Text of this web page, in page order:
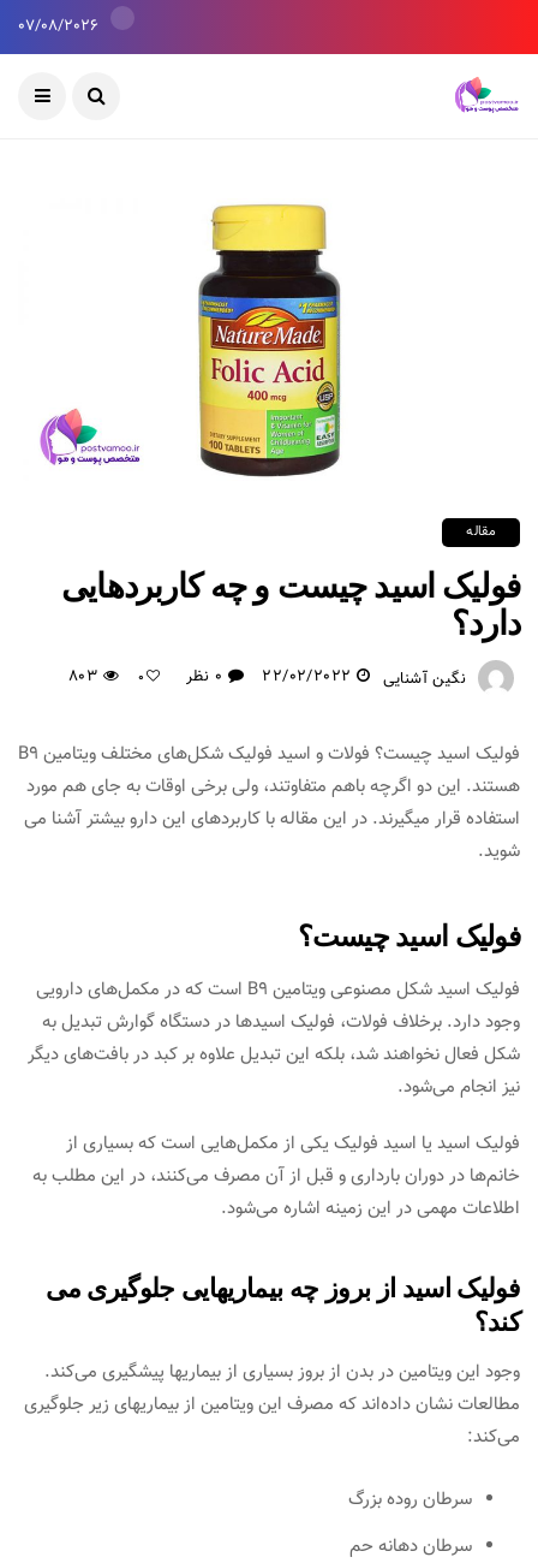
07/08/2026
مقاله
فولیک اسید چیست و چه کاربردهایی
دارد؟
نگین آشنایی 22/02/2022 0 نظر 0
803
فولیک اسید چیست؟ فولات و اسید فولیک شکل‌های مختلف ویتامین B۹
هستند. این دو اگرچه باهم متفاوتند، ولی برخی اوقات به جای هم مورد
استفاده قرار میگیرند. در این مقاله با کاربردهای این دارو بیشتر آشنا می
شوید.
فولیک اسید چیست؟
فولیک اسید شکل مصنوعی ویتامین B۹ است که در مکمل‌های دارویی
وجود دارد. برخلاف فولات، فولیک اسیدها در دستگاه گوارش تبدیل به
شکل فعال نخواهند شد، بلکه این تبدیل علاوه بر کبد در بافت‌های دیگر
نیز انجام می‌شود.
فولیک اسید یا اسید فولیک یکی از مکمل‌هایی است که بسیاری از
خانم‌ها در دوران بارداری و قبل از آن مصرف می‌کنند، در این مطلب به
اطلاعات مهمی در این زمینه اشاره می‌شود.
فولیک اسید از بروز چه بیماریهایی جلوگیری می
کند؟
وجود این ویتامین در بدن از بروز بسیاری از بیماریها پیشگیری می‌کند.
مطالعات نشان داده‌اند که مصرف این ویتامین از بیماریهای زیر جلوگیری
می‌کند:
سرطان روده بزرگ
سرطان دهانه حم